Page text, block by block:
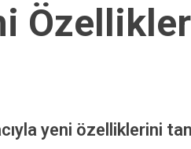
yeni özelliklerini